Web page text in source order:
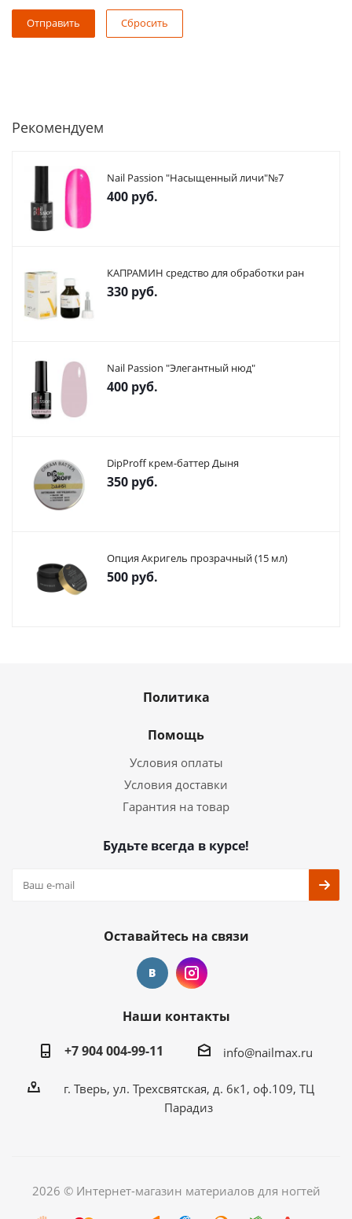
Сбросить
Рекомендуем
Nail Passion "Насыщенный личи"№7
400 руб.
КАПРАМИН средство для обработки ран
330 руб.
Nail Passion "Элегантный нюд"
400 руб.
DipProff крем-баттер Дыня
350 руб.
Опция Акригель прозрачный (15 мл)
500 руб.
Политика
Помощь
Условия оплаты
Условия доставки
Гарантия на товар
Будьте всегда в курсе!
Оставайтесь на связи
Наши контакты
+7 904 004-99-11
info@nailmax.ru
г. Тверь, ул. Трехсвятская, д. 6к1, оф.109, ТЦ
Парадиз
2026 © Интернет-магазин материалов для ногтей